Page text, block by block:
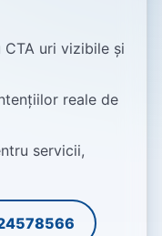
CTA uri vizibile și
reale de
servicii,